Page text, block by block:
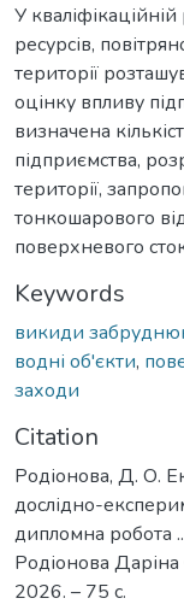
У
ресурсів,
території
оцінку впливу
визначена
підприємства,
території,
тонкошарового
поверхневого
Keywords
викиди
водні об'єкти,
заходи
Citation
Родіонова, Д. О.
дослідно-
дипломна робота
Родіонова
2026. – 75 с.